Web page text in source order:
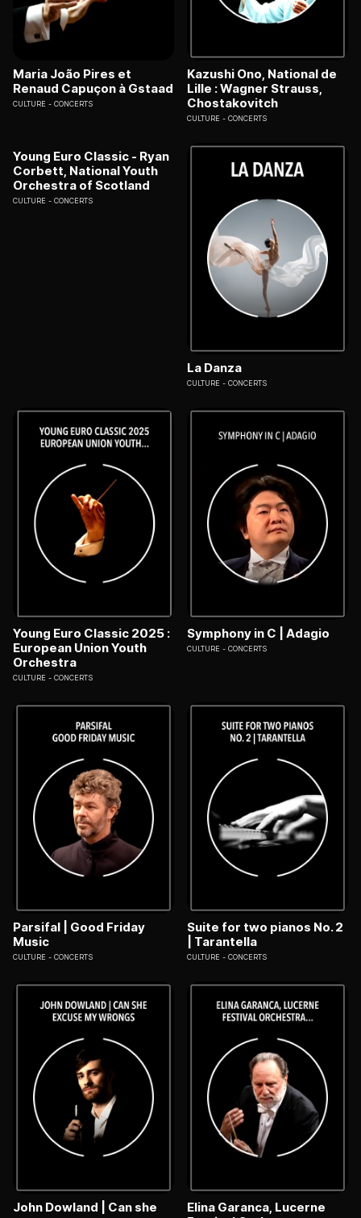
Maria João Pires et
Renaud Capuçon à Gstaad
CULTURE CONCERTS
Kazushi Ono, National de
Lille : Wagner Strauss,
Chostakovitch
CULTURE CONCERTS
Young Euro Classic - Ryan
Corbett, National Youth
Orchestra of Scotland
CULTURE CONCERTS
La Danza
CULTURE CONCERTS
Young Euro Classic 2025 :
European Union Youth
Orchestra
CULTURE CONCERTS
Symphony in C | Adagio
CULTURE CONCERTS
Parsifal | Good Friday
Music
CULTURE CONCERTS
Suite for two pianos No. 2
| Tarantella
CULTURE CONCERTS
John Dowland | Can she
Elina Garanca, Lucerne